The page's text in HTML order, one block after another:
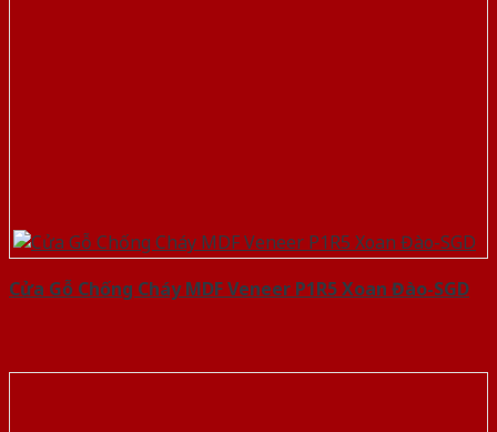
Cửa Gỗ Chống Cháy MDF Veneer P1R5 Xoan Đào-SGD